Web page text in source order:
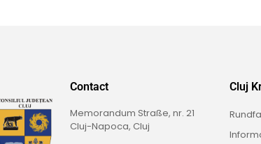
Contact
Memorandum Straße, nr. 21
Cluj-Napoca, Cluj
Cluj